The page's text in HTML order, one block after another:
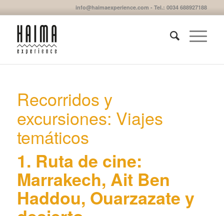
info@haimaexperience.com - Tel.: 0034 688927188
Recorridos y
excursiones: Viajes
temáticos
1. Ruta de cine:
Marrakech, Ait Ben
Haddou, Ouarzazate y